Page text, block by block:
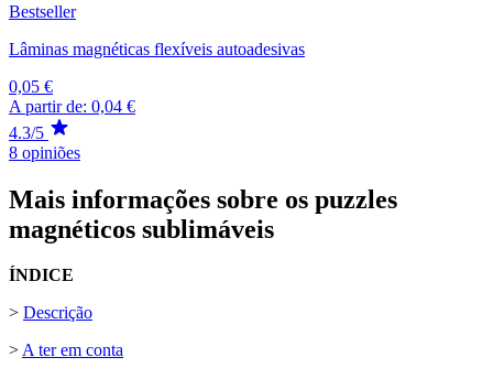
Bestseller
Lâminas magnéticas flexíveis autoadesivas
0,05 €
A partir de: 0,04 €
4.3/5
8 opiniões
Mais informações sobre os puzzles
magnéticos sublimáveis
ÍNDICE
> Descrição
>A ter em conta